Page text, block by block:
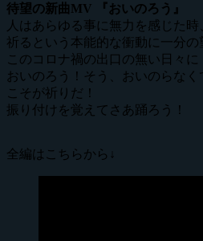
待望の新曲MV 『おいのろう』
人はあらゆる事に無力を感じた時
祈るという本能的な衝動に一分
このコロナ禍の出口の無い日々に
おいのろう！そう、おいのらな
こそが祈りだ！
振り付けを覚えてさあ踊ろう！
全編はこちらから↓